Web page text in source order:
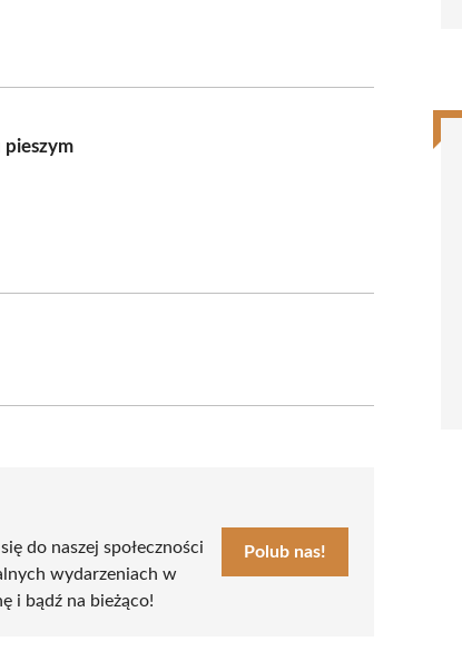
pieszym
do naszej społeczności
wydarzeniach w
i bądź na bieżąco!
Polub nas!